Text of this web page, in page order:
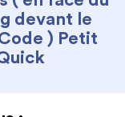
devant le
) Petit